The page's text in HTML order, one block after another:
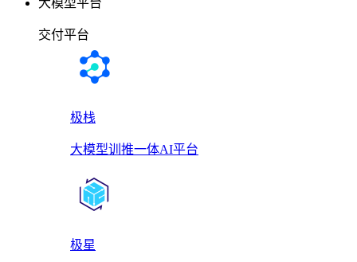
交付平台
极栈
大模型训推一体AI平台
极星